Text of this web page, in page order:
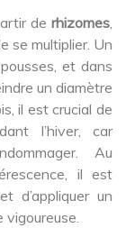
de rhizomes,
se multiplier. Un
et dans
un diamètre
il est crucial de
l’hiver, car
Au
il est
d’appliquer un
vigoureuse.